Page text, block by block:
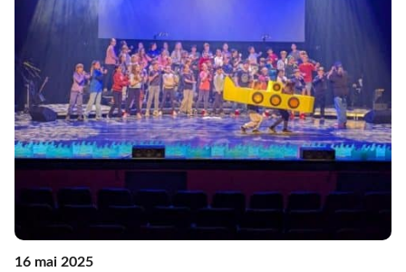
16 mai 2025